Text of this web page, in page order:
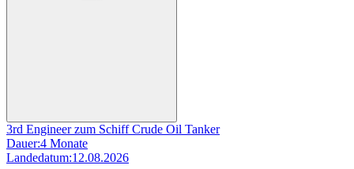
3rd Engineer zum Schiff Crude Oil Tanker
Dauer:4 Monate
Landedatum:12.08.2026